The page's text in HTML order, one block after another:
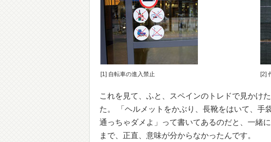
[1] 自転車の進入禁止 [2]
これを見て、ふと、スペインのトレドで見かけ
た。 「ヘルメットをかぶり、長靴をはいて、手
通っちゃダメよ」って書いてあるのだと、一緒
まで、正直、意味が分からなかったんです。